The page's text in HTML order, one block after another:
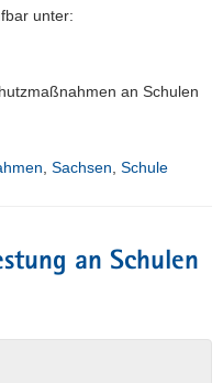
unter:
an Schulen
Sachsen Schule
an Schulen